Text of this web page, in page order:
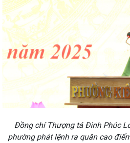
Đồng chí Thượng tá Đinh Phúc
phường phát lệnh ra quân cao